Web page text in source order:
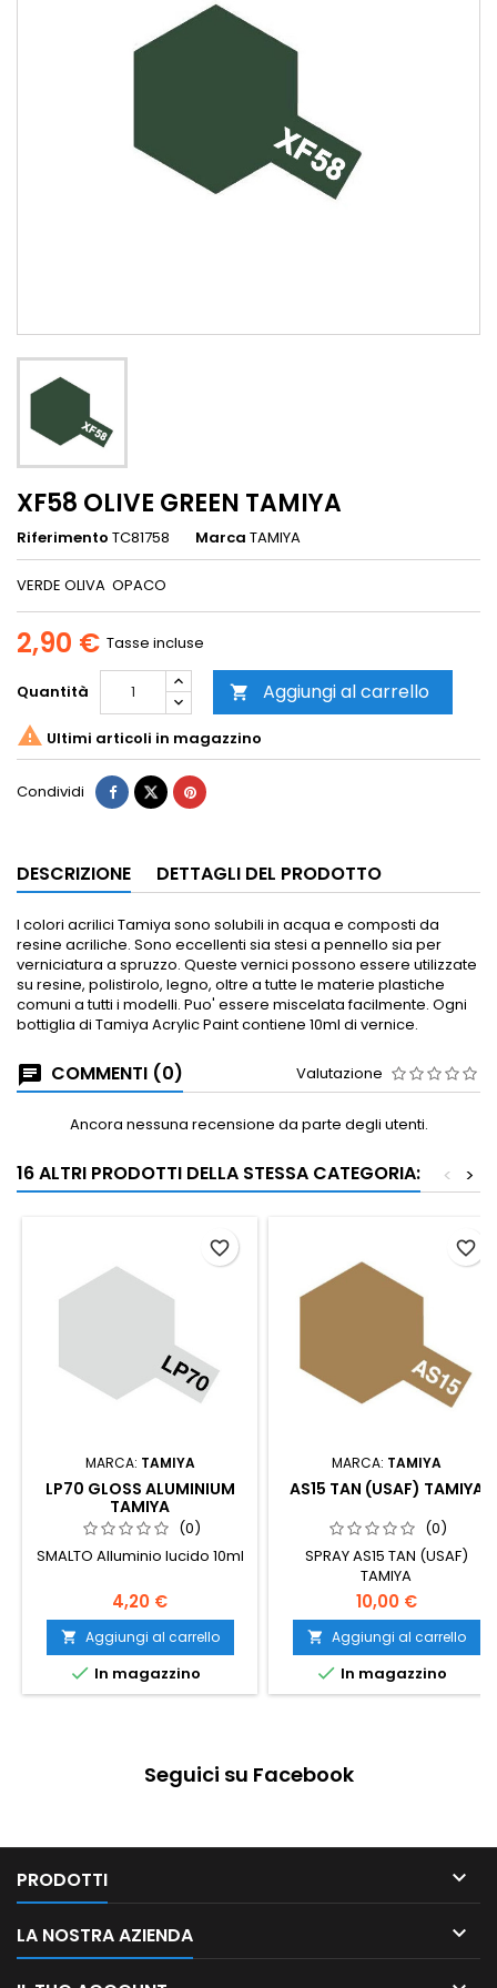
XF58 OLIVE GREEN TAMIYA
Riferimento TC81758 Marca TAMIYA
VERDE OLIVA OPACO
2,90 € Tasse incluse
Quantità  Aggiungi al carrello
 Ultimi articoli in magazzino
Condividi
DESCRIZIONE DETTAGLI DEL PRODOTTO
I colori acrilici Tamiya sono solubili in acqua e composti da
resine acriliche. Sono eccellenti sia stesi a pennello sia per
verniciatura a spruzzo. Queste vernici possono essere utilizzate
su resine, polistirolo, legno, oltre a tutte le materie plastiche
comuni a tutti i modelli. Puo' essere miscelata facilmente. Ogni
bottiglia di Tamiya Acrylic Paint contiene 10ml di vernice.
COMMENTI (0) Valutazione
Ancora nessuna recensione da parte degli utenti.
16 ALTRI PRODOTTI DELLA STESSA CATEGORIA: >
<
MARCA: TAMIYA
LP70 GLOSS ALUMINIUM
TAMIYA
(0)
SMALTO Alluminio lucido 10ml
4,20 €
 Aggiungi al carrello
 In magazzino
favorite_border
MARCA: TAMIYA
AS15 TAN (USAF) TAMIYA
(0)
SPRAY AS15 TAN (USAF)
TAMIYA
10,00 €
 Aggiungi al carrello
 In magazzino
favorite_border
Seguici su Facebook
PRODOTTI 
LA NOSTRA AZIENDA 